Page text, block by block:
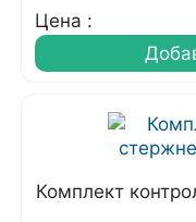
Цена :
Комплект